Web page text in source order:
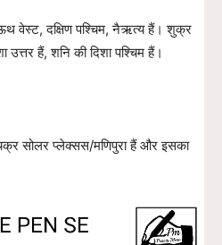
वेस्ट, दक्षिण पश्चिम, नैऋत्य हैं। शुक्र
उत्तर हैं, शनि की दिशा पश्चिम हैं।
सोलर प्लेक्सस/मणिपुरा हैं और इसका